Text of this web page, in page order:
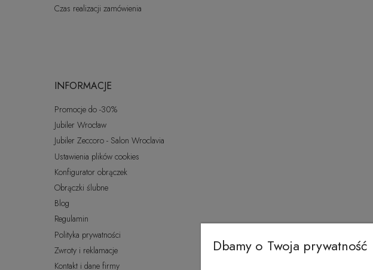
Czas realizacji zamówienia
INFORMACJE
Promocje do -30%
Jubiler Wrocław
Jubiler Zeccoro - Salon Wroclavia
Ustawienia plików cookies
Konfigurator obrączek
Obrączki ślubne
Blog
Regulamin
Polityka prywatności
Zwroty i reklamacje
Kontakt i dane firmy
Dbamy o Twoja prywatność